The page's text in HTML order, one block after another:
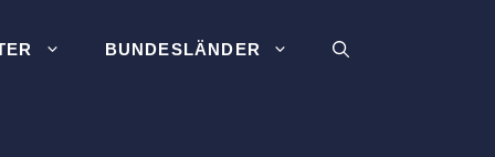
BUNDESLÄNDER